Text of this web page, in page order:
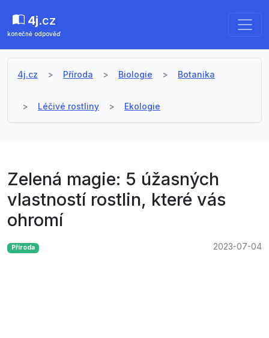
4j.cz
konečně odpověď
4j.cz Příroda Biologie Botanika
Léčivé rostliny Ekologie
Zelená magie: 5 úžasných
vlastností rostlin, které vás
ohromí
Příroda 2023-07-04